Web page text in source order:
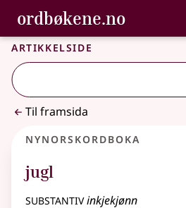
Gå til hovudinnhald
Tilgjenge
ordbøkene.no,
Bokmålsordboka og Nynorskordboka
Artikkelside
Til framsida
Nynorskordboka
jugl
substantivinkjekjønn